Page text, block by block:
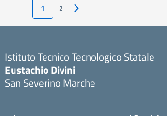
1 2 Pagina successiva
Istituto Tecnico Tecnologico Statale
Eustachio Divini
San Severino Marche